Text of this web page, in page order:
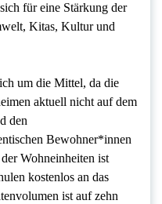
für eine Stärkung der
Kitas, Kultur und
um die Mittel, da die
aktuell nicht auf dem
den
Bewohner*innen
Wohneinheiten ist
kostenlos an das
ist auf zehn